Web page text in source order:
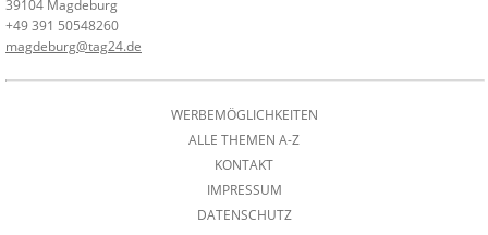
39104 Magdeburg
+49 391 50548260
magdeburg@tag24.de
WERBEMÖGLICHKEITEN
ALLE THEMEN A-Z
KONTAKT
IMPRESSUM
DATENSCHUTZ